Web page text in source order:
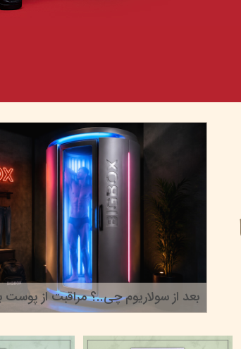
بعد از سولاریوم چی..؟ مراقبت از پوست